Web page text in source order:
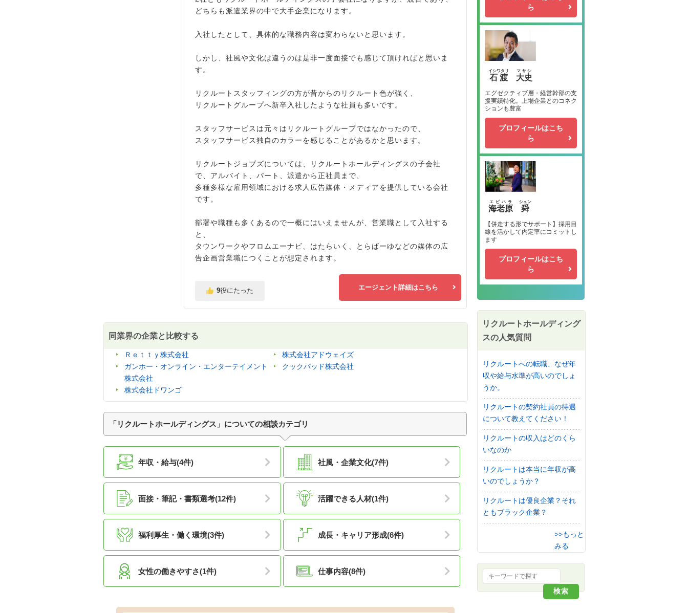
どちらも派遣業界の中で大手企業になります。
入社したとして、具体的な職務内容は変わらないと思います。
しかし、社風や文化は違うのは是非一度面接でも感じて頂ければと思いま
す。
リクルートスタッフィングの方が昔からのリクルート色が強く、
リクルートグループへ新卒入社したような社員も多いです。
スタッフサービスは元々はリクルートグループではなかったので、
スタッフサービス独自のカラーを感じることがあるかと思います。
リクルートジョブズについては、リクルートホールディングスの子会社
で、アルバイト、パート、派遣から正社員まで、
多種多様な雇用領域における求人広告媒体・メディアを提供している会社
です。
部署や職種も多くあるので一概にはいえませんが、営業職として入社する
と、
タウンワークやフロムエーナビ、はたらいく、とらばーゆなどの媒体の広
告企画営業職につくことが想定されます。
9役にたった エージェント詳細はこちら
同業界の企業と比較する
Ｒｅｔｔｙ株式会社
株式会社アドウェイズ
ガンホー・オンライン・エンターテイメント
株式会社
クックパッド株式会社
株式会社ドワンゴ
「リクルートホールディングス」についての相談カテゴリ
年収・給与(4件) 社風・企業文化(7件)
面接・筆記・書類選考(12件) 活躍できる人材(1件)
福利厚生・働く環境(3件) 成長・キャリア形成(6件)
女性の働きやすさ(1件) 仕事内容(8件)
ら
石渡
イシワタリ
大史
マサシ
エグゼクティブ層・経営幹部の支
援実績特化。上場企業とのコネク
ションも豊富
プロフィールはこち
ら
海老原
エビハラ
舜
シュン
【併走する形でサポート】採用目
線を活かして内定率にコミットし
ます
プロフィールはこち
ら
リクルートホールディング
スの人気質問
リクルートへの転職、なぜ年
収や給与水準が高いのでしょ
うか。
リクルートの契約社員の待遇
について教えてください！
リクルートの収入はどのくら
いなのか
リクルートは本当に年収が高
いのでしょうか？
リクルートは優良企業？それ
ともブラック企業？
>>もっと
みる